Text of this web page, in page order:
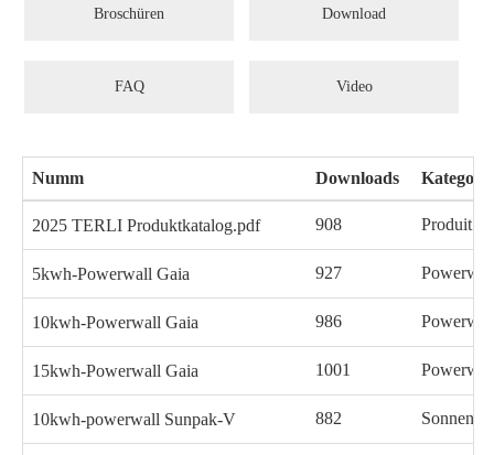
Broschüren Download
FAQ Video
Numm Downloads Kategorie
2025 TERLI Produktkatalog.pdf 908 Produit
5kwh-Powerwall Gaia 927
10kwh-Powerwall Gaia 986
15kwh-Powerwall Gaia 1001
10kwh-powerwall Sunpak-V 882